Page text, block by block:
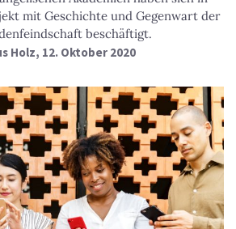
mit Geschichte und Gegenwart der
beschäftigt.
Holz, 12. Oktober 2020